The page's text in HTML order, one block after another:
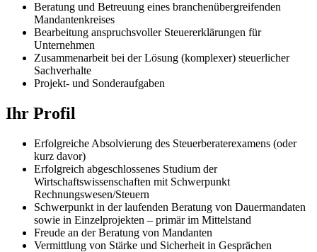
Beratung und Betreuung eines branchenübergreifenden
Mandantenkreises
Bearbeitung anspruchsvoller Steuererklärungen für
Unternehmen
Zusammenarbeit bei der Lösung (komplexer) steuerlicher
Sachverhalte
Projekt- und Sonderaufgaben
Ihr Profil
Erfolgreiche Absolvierung des Steuerberaterexamens (oder
kurz davor)
Erfolgreich abgeschlossenes Studium der
Wirtschaftswissenschaften mit Schwerpunkt
Rechnungswesen/Steuern
Schwerpunkt in der laufenden Beratung von Dauermandaten
sowie in Einzelprojekten – primär im Mittelstand
Freude an der Beratung von Mandanten
Vermittlung von Stärke und Sicherheit in Gesprächen